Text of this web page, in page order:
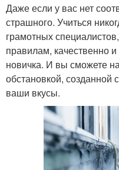
Даже если у вас нет
страшного. Учиться
грамотных
правилам, качественно
новичка. И вы сможете
обстановкой, созданной
ваши вкусы.